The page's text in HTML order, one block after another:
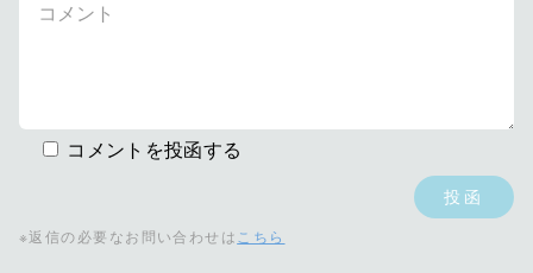
コメントを投函する
※返信の必要なお問い合わせは こちら